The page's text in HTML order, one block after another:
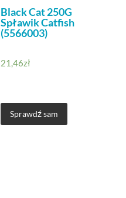
Black Cat 250G
Spławik Catfish
(5566003)
21,46zł
Sprawdź sam